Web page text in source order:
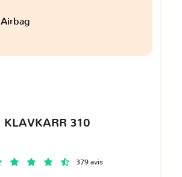
Airbag
KLAVKARR 310
379 avis